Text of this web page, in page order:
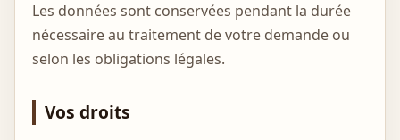
Les données sont conservées pendant la durée
nécessaire au traitement de votre demande ou
selon les obligations légales.
Vos droits